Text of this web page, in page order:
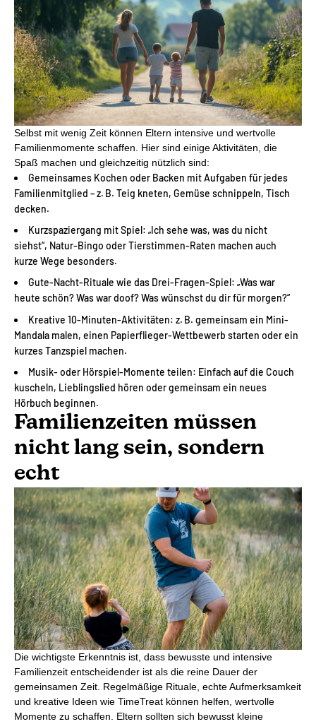
Selbst mit wenig Zeit können Eltern intensive und wertvolle
Familienmomente schaffen. Hier sind einige Aktivitäten, die
Spaß machen und gleichzeitig nützlich sind:
Gemeinsames Kochen oder Backen mit Aufgaben für jedes
Familienmitglied – z. B. Teig kneten, Gemüse schnippeln, Tisch
decken.
Kurzspaziergang mit Spiel: „Ich sehe was, was du nicht
siehst“, Natur-Bingo oder Tierstimmen-Raten machen auch
kurze Wege besonders.
Gute-Nacht-Rituale wie das Drei-Fragen-Spiel: „Was war
heute schön? Was war doof? Was wünschst du dir für morgen?“
Kreative 10-Minuten-Aktivitäten: z. B. gemeinsam ein Mini-
Mandala malen, einen Papierflieger-Wettbewerb starten oder ein
kurzes Tanzspiel machen.
Musik- oder Hörspiel-Momente teilen: Einfach auf die Couch
kuscheln, Lieblingslied hören oder gemeinsam ein neues
Hörbuch beginnen.
Familienzeiten müssen
nicht lang sein, sondern
echt
Die wichtigste Erkenntnis ist, dass bewusste und intensive
Familienzeit entscheidender ist als die reine Dauer der
gemeinsamen Zeit. Regelmäßige Rituale, echte Aufmerksamkeit
und kreative Ideen wie TimeTreat können helfen, wertvolle
Momente zu schaffen. Eltern sollten sich bewusst kleine